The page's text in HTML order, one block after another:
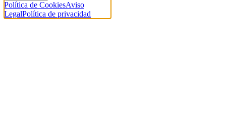
Política de CookiesAviso
LegalPolítica de privacidad